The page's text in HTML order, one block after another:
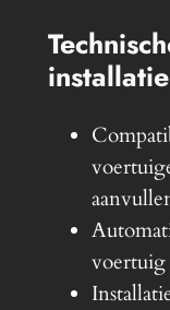
installatie
voertuig